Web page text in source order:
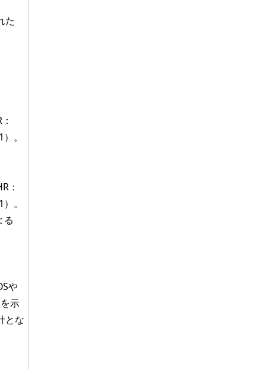
た
。
：
。
る
や
示
とな